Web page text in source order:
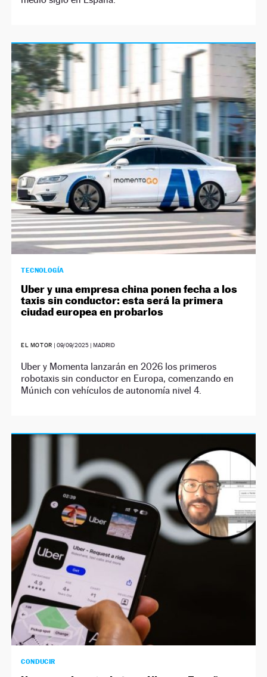
TECNOLOGÍA
Uber y una empresa china ponen fecha a los
taxis sin conductor: esta será la primera
ciudad europea en probarlos
EL MOTOR | 09/09/2025| MADRID
Uber y Momenta lanzarán en 2026 los primeros
robotaxis sin conductor en Europa, comenzando en
Múnich con vehículos de autonomía nivel 4.
CONDUCIR